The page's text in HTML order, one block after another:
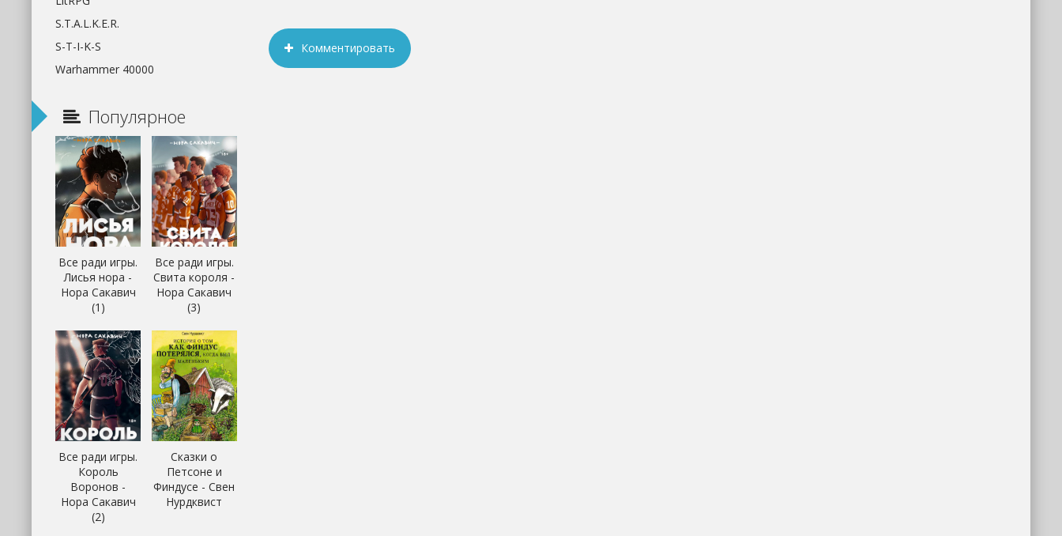
Комментировать
S.T.A.L.K.E.R.
S-T-I-K-S
Warhammer 40000
Популярное
Все ради игры.
Лисья нора -
Нора Сакавич
(1)
Все ради игры.
Свита короля -
Нора Сакавич
(3)
Все ради игры.
Король
Воронов -
Нора Сакавич
(2)
Сказки о
Петсоне и
Финдусе - Свен
Нурдквист